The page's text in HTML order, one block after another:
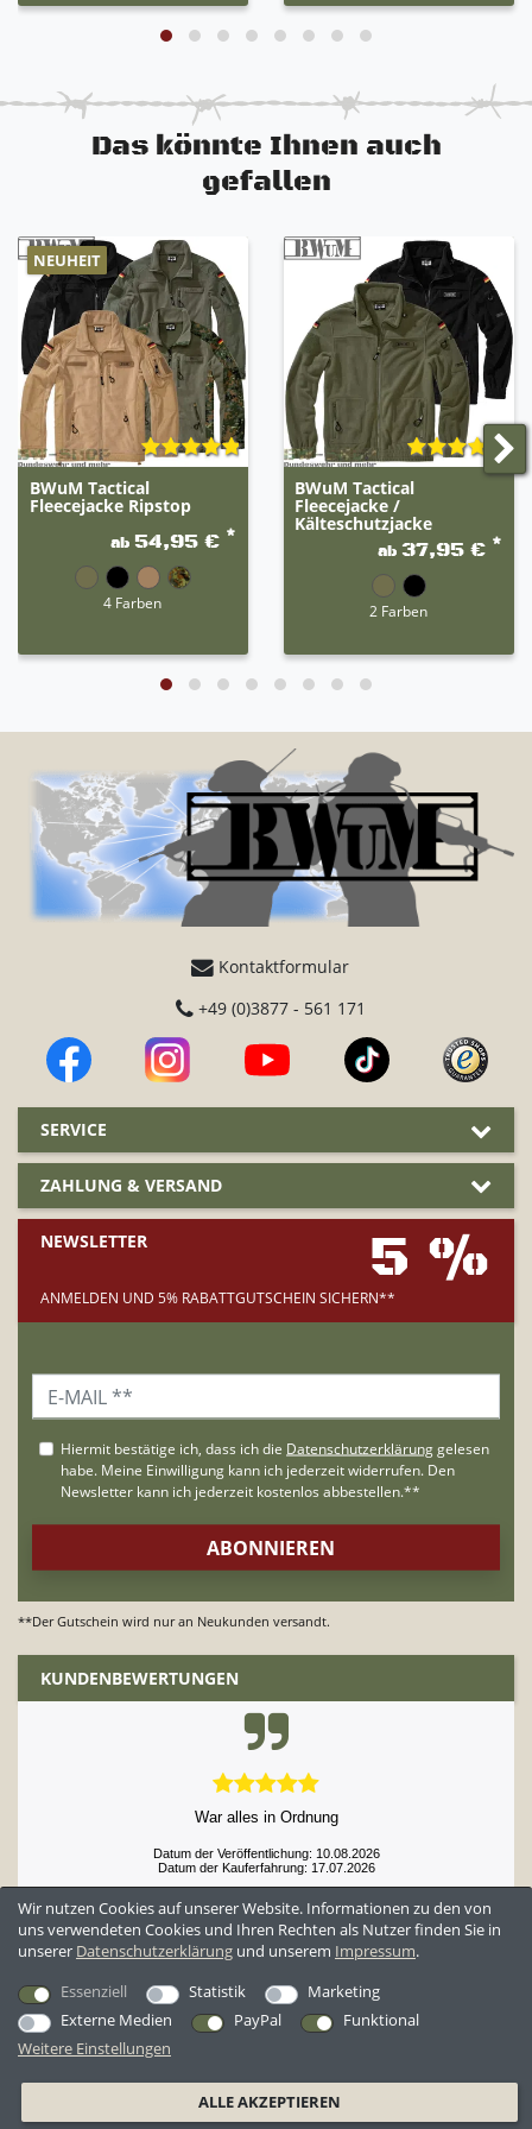
Das könnte Ihnen auch
gefallen
NEUHEIT
BWuM Tactical
Fleecejacke Ripstop
ab 54,95 € *
4 Farben
BWuM Tactical
Fleecejacke /
Kälteschutzjacke
ab 37,95 € *
2 Farben
Kontaktformular
+49 (0)3877 - 561 171
SERVICE
ZAHLUNG & VERSAND
NEWSLETTER 5 %
ANMELDEN UND 5% RABATTGUTSCHEIN SICHERN**
**Der Gutschein wird nur an Neukunden versandt.
KUNDENBEWERTUNGEN
War alles in Ordnung
Datum der Veröffentlichung: 10.08.2026
Datum der Kauferfahrung: 17.07.2026
Wir nutzen Cookies auf unserer Website. Informationen zu den von
uns verwendeten Cookies und Ihren Rechten als Nutzer finden Sie in
unserer Daten­schutz­erklärung und unserem Impressum.
Essenziell
Statistik
Marketing
Externe Medien
PayPal
Funktional
Weitere Einstellungen
ALLE AKZEPTIEREN
AGB Datenschutzerklärung Widerrufsrecht Widerrufsformular